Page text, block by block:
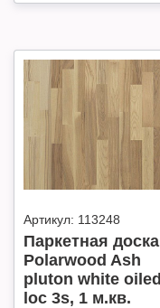
Артикул: 113248
Паркетная доска
Polarwood Ash
pluton white oiled
loc 3s, 1 м.кв.